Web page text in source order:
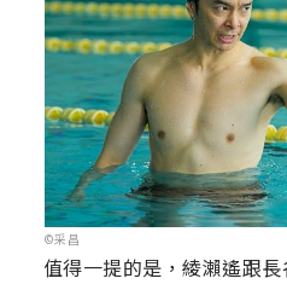
©采昌
值得一提的是，綾瀨遙跟